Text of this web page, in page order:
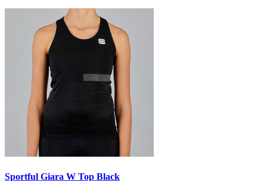
Sportful Giara W Top Black